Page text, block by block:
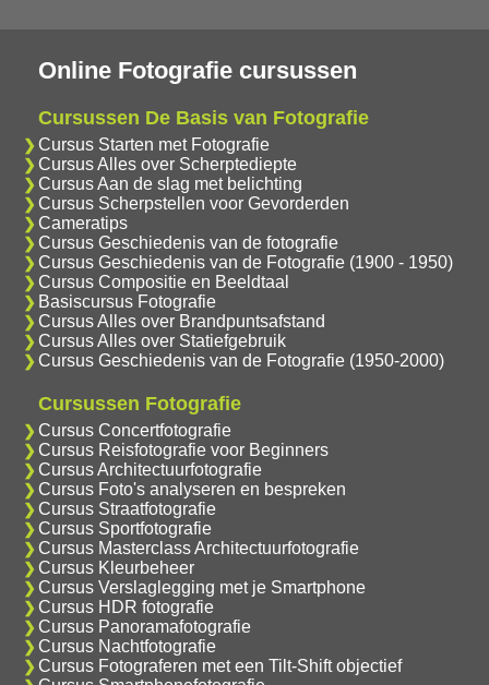
Online Fotografie cursussen
Cursussen De Basis van Fotografie
Cursus Starten met Fotografie
Cursus Alles over Scherptediepte
Cursus Aan de slag met belichting
Cursus Scherpstellen voor Gevorderden
Cameratips
Cursus Geschiedenis van de fotografie
Cursus Geschiedenis van de Fotografie (1900 - 1950)
Cursus Compositie en Beeldtaal
Basiscursus Fotografie
Cursus Alles over Brandpuntsafstand
Cursus Alles over Statiefgebruik
Cursus Geschiedenis van de Fotografie (1950-2000)
Cursussen Fotografie
Cursus Concertfotografie
Cursus Reisfotografie voor Beginners
Cursus Architectuurfotografie
Cursus Foto's analyseren en bespreken
Cursus Straatfotografie
Cursus Sportfotografie
Cursus Masterclass Architectuurfotografie
Cursus Kleurbeheer
Cursus Verslaglegging met je Smartphone
Cursus HDR fotografie
Cursus Panoramafotografie
Cursus Nachtfotografie
Cursus Fotograferen met een Tilt-Shift objectief